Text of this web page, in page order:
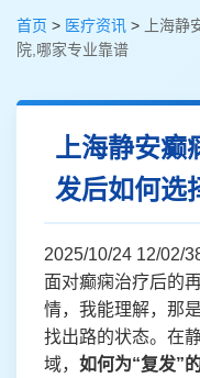
首页 > 医疗资讯 >
上海
院,哪家专业靠谱
上海静安癫
发后如何选
2025/10/24 12/02/
面对癫痫治疗后的
情，我能理解，那
找出路的状态。在
域， 如何为“复发”